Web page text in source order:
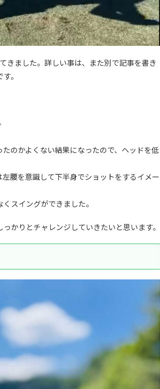
きました。詳しい事は、また別で記事を書き
。
のかよくない結果になったので、ヘッドを低
腰を意識して下半身でショットをするイメー
スイングができました。
かりとチャレンジしていきたいと思います。